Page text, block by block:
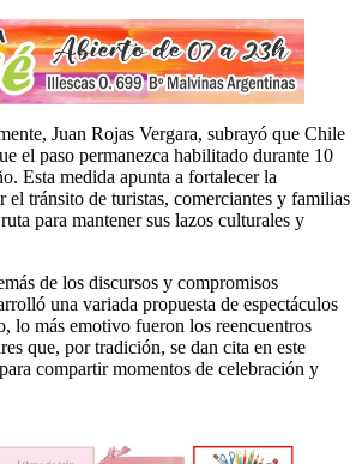
Juan Rojas Vergara, subrayó que Chile
el paso permanezca habilitado durante 10
Esta medida apunta a fortalecer la
tránsito de turistas, comerciantes y familias
para mantener sus lazos culturales y
de los discursos y compromisos
una variada propuesta de espectáculos
lo más emotivo fueron los reencuentros
que, por tradición, se dan cita en este
compartir momentos de celebración y